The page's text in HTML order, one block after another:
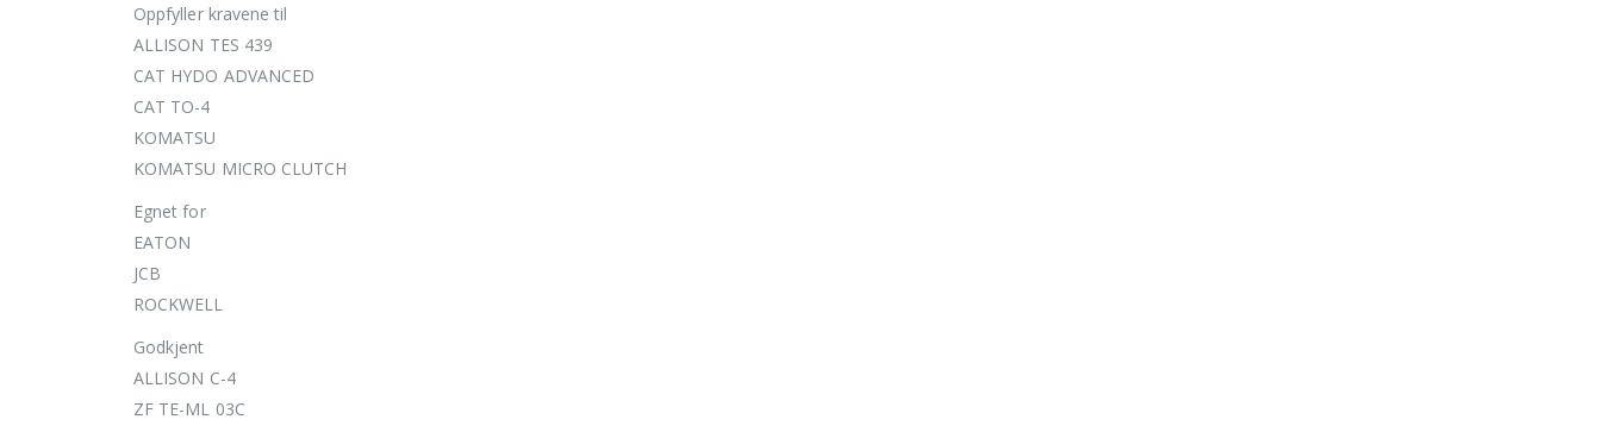
Oppfyller kravene til
ALLISON TES 439
CAT HYDO ADVANCED
CAT TO-4
KOMATSU
KOMATSU MICRO CLUTCH
Egnet for
EATON
JCB
ROCKWELL
Godkjent
ALLISON C-4
ZF TE-ML 03C